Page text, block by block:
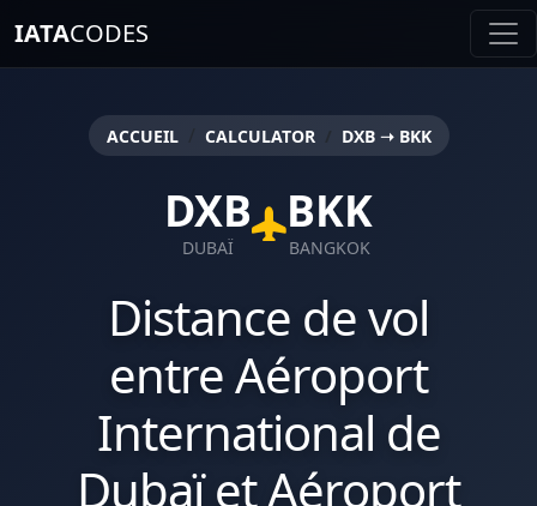
IATACODES
ACCUEIL CALCULATOR DXB ➝ BKK
DXB
DUBAÏ
BKK
BANGKOK
Distance de vol
entre Aéroport
International de
Dubaï et Aéroport